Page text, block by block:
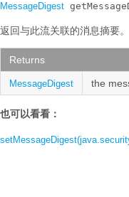
MessageDigest
返回与此流关联的消息摘要。
Returns
MessageDigest the
也可以看看：